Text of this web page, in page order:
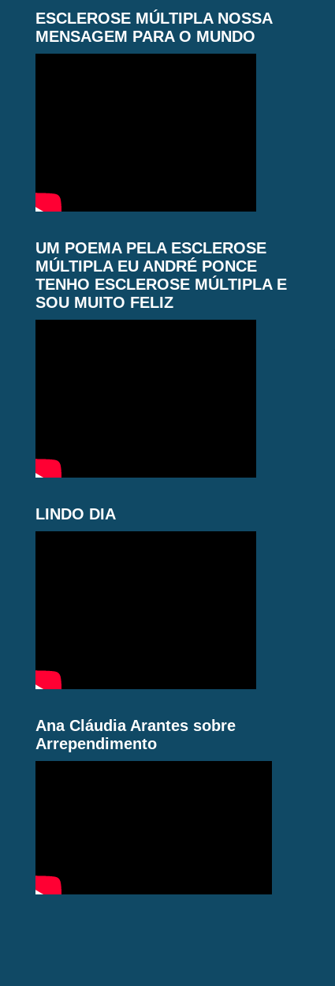
ESCLEROSE MÚLTIPLA NOSSA
MENSAGEM PARA O MUNDO
UM POEMA PELA ESCLEROSE
MÚLTIPLA EU ANDRÉ PONCE
TENHO ESCLEROSE MÚLTIPLA E
SOU MUITO FELIZ
LINDO DIA
Ana Cláudia Arantes sobre
Arrependimento